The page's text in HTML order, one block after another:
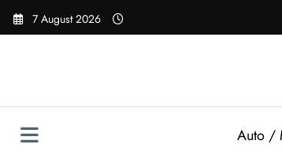
Zum
Inhalt
7 August 2026
Auto /